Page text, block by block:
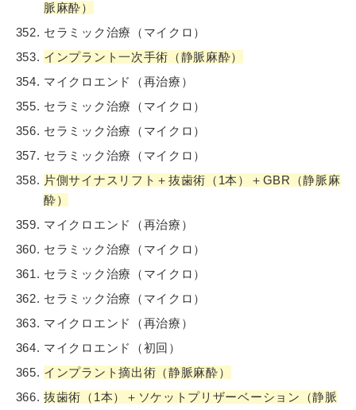
脈麻酔）
セラミック治療（マイクロ）
インプラント一次手術（静脈麻酔）
マイクロエンド（再治療）
セラミック治療（マイクロ）
セラミック治療（マイクロ）
セラミック治療（マイクロ）
片側サイナスリフト＋抜歯術（1本）＋GBR（静脈麻
酔）
マイクロエンド（再治療）
セラミック治療（マイクロ）
セラミック治療（マイクロ）
セラミック治療（マイクロ）
マイクロエンド（再治療）
マイクロエンド（初回）
インプラント摘出術（静脈麻酔）
抜歯術（1本）＋ソケットプリザーベーション（静脈